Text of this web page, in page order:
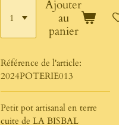
Ajouter
au
panier
Référence de l'article:
2024POTERIE013
Petit pot artisanal en terre
cuite de LA BISBAL